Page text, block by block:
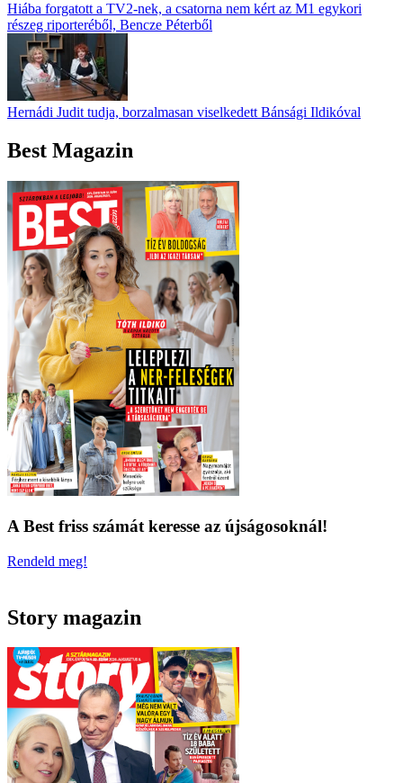
Hiába forgatott a TV2-nek, a csatorna nem kért az M1 egykori
részeg riporteréből, Bencze Péterből
Hernádi Judit tudja, borzalmasan viselkedett Bánsági Ildikóval
Best Magazin
A Best friss számát keresse az újságosoknál!
Rendeld meg!
Story magazin